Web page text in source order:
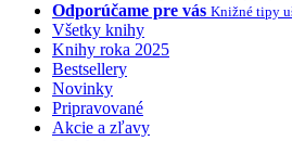
Odporúčame pre vás Knižné tipy
Všetky knihy
Knihy roka 2025
Bestsellery
Novinky
Pripravované
Akcie a zľavy